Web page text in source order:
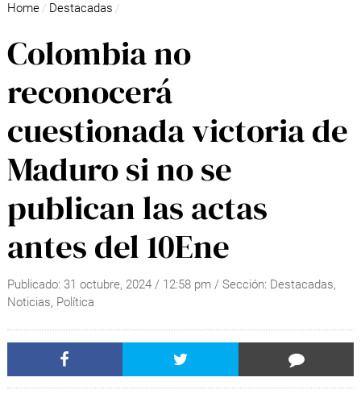
Home / Destacadas /
Colombia no
reconocerá
cuestionada victoria de
Maduro si no se
publican las actas
antes del 10Ene
Publicado: 31 octubre, 2024/ 12:58 pm / Sección: Destacadas,
Noticias, Política